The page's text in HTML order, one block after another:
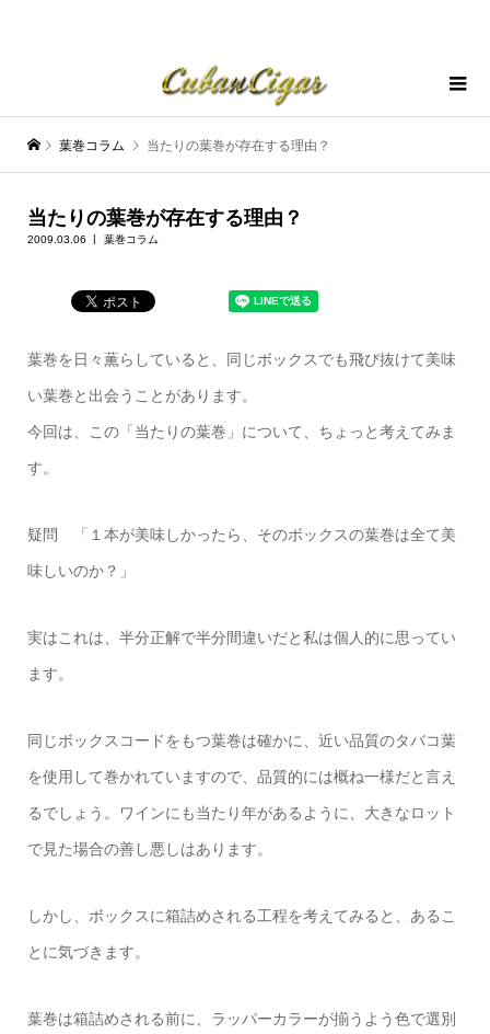
葉巻コラム 当たりの葉巻が存在する理由？
当たりの葉巻が存在する理由？
2009.03.06 葉巻コラム
葉巻を日々薫らしていると、同じボックスでも飛び抜けて美味
い葉巻と出会うことがあります。
今回は、この「当たりの葉巻」について、ちょっと考えてみま
す。
疑問 「１本が美味しかったら、そのボックスの葉巻は全て美
味しいのか？」
実はこれは、半分正解で半分間違いだと私は個人的に思ってい
ます。
同じボックスコードをもつ葉巻は確かに、近い品質のタバコ葉
を使用して巻かれていますので、品質的には概ね一様だと言え
るでしょう。ワインにも当たり年があるように、大きなロット
で見た場合の善し悪しはあります。
しかし、ボックスに箱詰めされる工程を考えてみると、あるこ
とに気づきます。
葉巻は箱詰めされる前に、ラッパーカラーが揃うよう色で選別